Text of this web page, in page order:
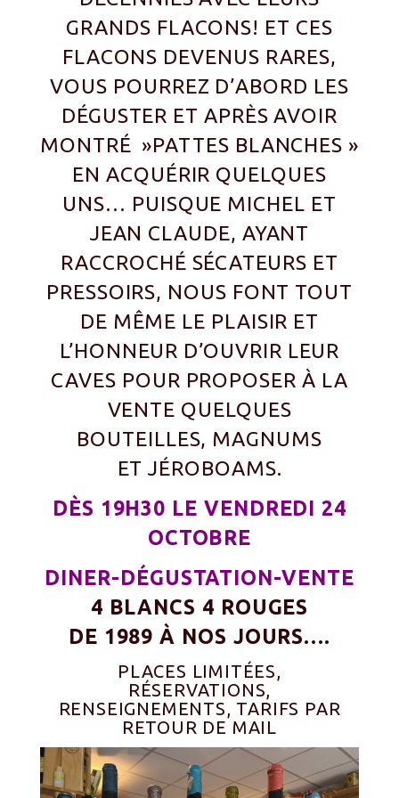
GRANDS FLACONS! ET CES
FLACONS DEVENUS RARES,
VOUS POURREZ D’ABORD LES
DÉGUSTER ET APRÈS AVOIR
MONTRÉ »PATTES BLANCHES »
EN ACQUÉRIR QUELQUES
UNS… PUISQUE MICHEL ET
JEAN CLAUDE, AYANT
RACCROCHÉ SÉCATEURS ET
PRESSOIRS, NOUS FONT TOUT
DE MÊME LE PLAISIR ET
L’HONNEUR D’OUVRIR LEUR
CAVES POUR PROPOSER À LA
VENTE QUELQUES
BOUTEILLES, MAGNUMS
ET JÉROBOAMS.
DÈS 19H30 LE VENDREDI 24
OCTOBRE
DINER-DÉGUSTATION-VENTE
4 BLANCS 4 ROUGES
DE 1989 À NOS JOURS….
PLACES LIMITÉES,
RÉSERVATIONS,
RENSEIGNEMENTS, TARIFS PAR
RETOUR DE MAIL